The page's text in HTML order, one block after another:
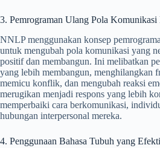
3. Pemrograman Ulang Pola Komunikasi
NNLP menggunakan konsep
untuk mengubah pola komunikasi yang
positif dan membangun. Ini melibatkan
yang lebih membangun, menghilangkan
memicu konflik, dan mengubah reaksi
merugikan menjadi respons yang lebih
memperbaiki cara berkomunikasi,
hubungan interpersonal mereka.
4. Penggunaan Bahasa Tubuh yang